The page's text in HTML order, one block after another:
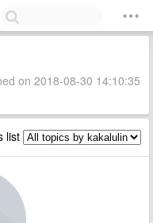
on 2018-08-30 14:10:35
list